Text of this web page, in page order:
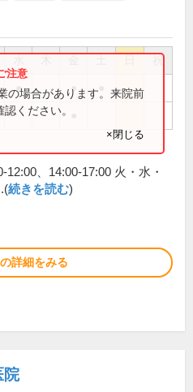
祝
● ●
の場合があります。来院前
ください。
×閉じる
12:00、14:00-17:00 火・水・
続きを読む)
詳細をみる
院